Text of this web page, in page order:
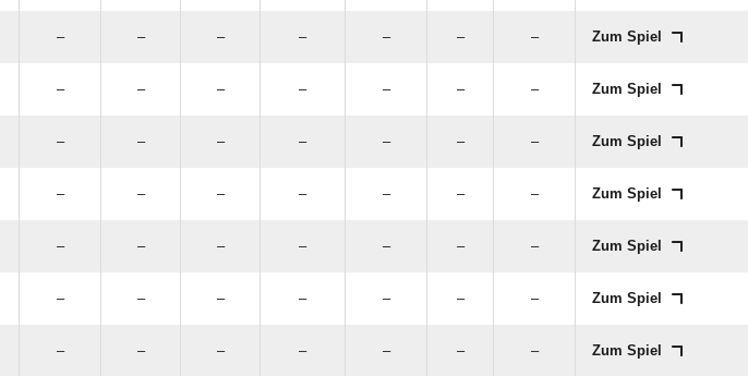
– – – – – – – Zum Spiel
– – – – – – – Zum Spiel
– – – – – – – Zum Spiel
– – – – – – – Zum Spiel
– – – – – – – Zum Spiel
– – – – – – – Zum Spiel
– – – – – – – Zum Spiel